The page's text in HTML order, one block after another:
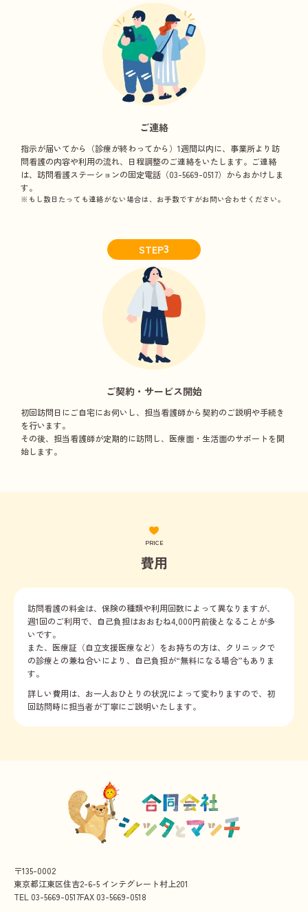
ご連絡
指示が届いてから（診療が終わってから）1週間以内に、事業所より訪
問看護の内容や利用の流れ、日程調整のご連絡をいたします。ご連絡
は、訪問看護ステーションの固定電話（03-5669-0517）からおかけしま
す。
※もし数日たっても連絡がない場合は、お手数ですがお問い合わせください。
STEP3
ご契約・サービス開始
初回訪問日にご自宅にお伺いし、担当看護師から契約のご説明や手続き
を行います。
その後、担当看護師が定期的に訪問し、医療面・生活面のサポートを開
始します。
PRICE
費用
訪問看護の料金は、保険の種類や利用回数によって異なりますが、
週1回のご利用で、自己負担はおおむね4,000円前後となることが多
いです。
また、医療証（自立支援医療など）をお持ちの方は、クリニックで
の診療との兼ね合いにより、自己負担が“無料になる場合”もありま
す。
詳しい費用は、お一人おひとりの状況によって変わりますので、初
回訪問時に担当者が丁寧にご説明いたします。
〒135-0002
東京都江東区住吉2-6-5 インテグレート村上201
TEL 03-5669-0517FAX 03-5669-0518